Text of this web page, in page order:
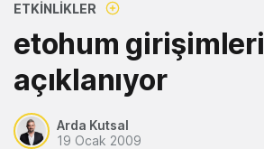
ETKINLIKLER
etohum girişimleri
açıklanıyor
Arda Kutsal
19 Ocak 2009